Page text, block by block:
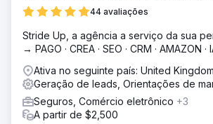
Solução
com foco em palavras-chave de alta
áreas de conformidade de RH, folha de
integração. Criamos novas landing
extenso para blogs e estudos de caso
cada etapa da jornada do cliente. Links
metadados foram otimizados.
44 avaliações
Stride Up, a agência a serviço da sua
→ PAGO · CREA · SEO · CRM · AMAZON ·
Ativa no seguinte país: United Kingdom
Geração de leads, Orientações de
Seguros, Comércio eletrônico +3
A partir de $2,500